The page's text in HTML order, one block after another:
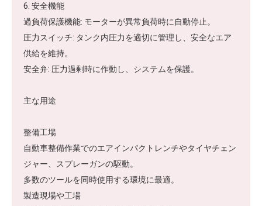
6. 安全機能
過負荷保護機能: モーターが異常負荷時に自動停止。
圧力スイッチ: タンク内圧力を適切に管理し、安全なエア
供給を維持。
安全弁: 圧力過剰時に作動し、システムを保護。
主な用途
整備工場
自動車整備作業でのエアインパクトレンチやタイヤチェン
ジャー、スプレーガンの駆動。
多数のツールを同時使用する環境に最適。
製造現場や工場